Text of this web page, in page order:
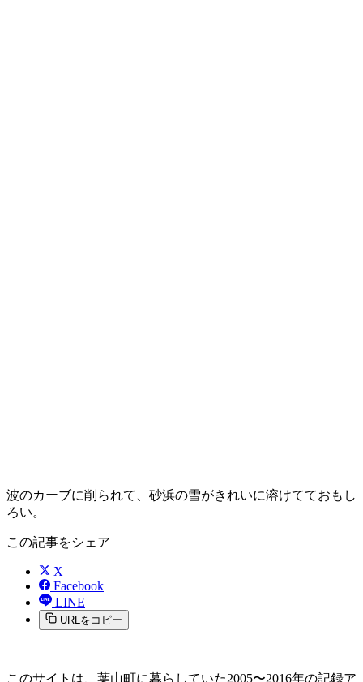
波のカーブに削られて、砂浜の雪がきれいに溶けてておもし
ろい。
この記事をシェア
X
Facebook
LINE
URLをコピー
このサイトは、葉山町に暮らしていた2005〜2016年の記録ア